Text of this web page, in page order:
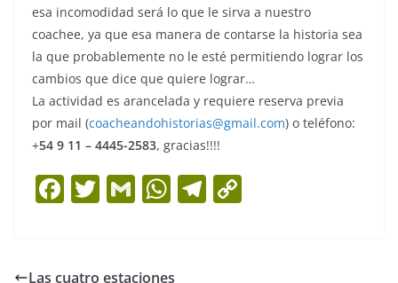
esa incomodidad será lo que le sirva a nuestro
coachee, ya que esa manera de contarse la historia sea
la que probablemente no le esté permitiendo lograr los
cambios que dice que quiere lograr…
La actividad es arancelada y requiere reserva previa
por mail (coacheandohistorias@gmail.com) o teléfono:
+54 9 11 – 4445-2583, gracias!!!!
F
e
T
er
G
l
W
s
T
Las cuatro estaciones